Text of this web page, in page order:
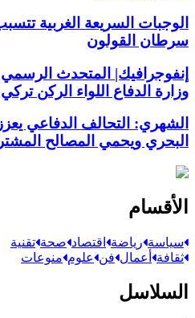
الوجبات السريعة الغربية
سرطان القولون
إنفوجرافيك| المتحدث
وزارة الدفاع اللواء الركن
الشهري: التحالف الدفاعي
البحري ويحمي المصالح
الأقسام
سياسة رياضة اقتصاد صحة تقنية
ثقافة أعمال فن علوم منوعات
السلاسل